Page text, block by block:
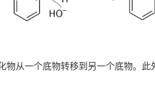
物从一个底物转移到另一个底物。